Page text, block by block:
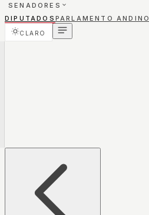
SENADORES
DIPUTADOS PARLAMENTO ANDINO
CLARO